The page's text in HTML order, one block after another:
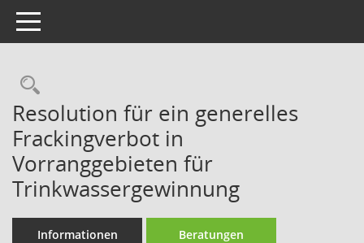
Toggle navigation
Rechercheauswahl
Resolution für ein generelles
Frackingverbot in
Vorranggebieten für
Trinkwassergewinnung
Informationen Beratungen